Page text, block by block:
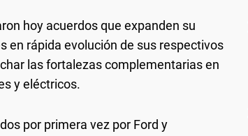
hoy acuerdos que expanden su
en rápida evolución de sus respectivos
las fortalezas complementarias en
y eléctricos.
por primera vez por Ford y